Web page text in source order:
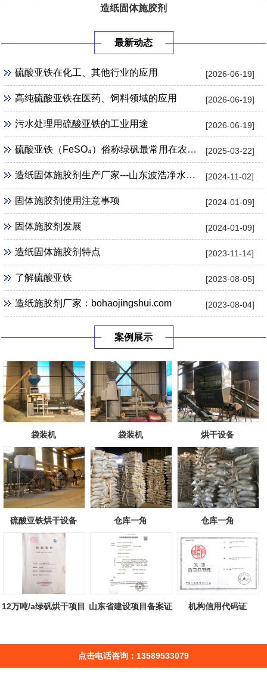
造纸固体施胶剂
最新动态
[2026-06-19]
硫酸亚铁在化工、其他行业的应用
[2026-06-19]
高纯硫酸亚铁在医药、饲料领域的应用
[2026-06-19]
污水处理用硫酸亚铁的工业用途
[2025-03-22]
硫酸亚铁（FeSO₄）俗称绿矾最常用在农业 、 园艺用途
[2024-11-02]
造纸固体施胶剂生产厂家---山东波浩净水科技公司
[2024-01-09]
固体施胶剂使用注意事项
[2024-01-09]
固体施胶剂发展
[2023-11-14]
造纸固体施胶剂特点
[2023-08-05]
了解硫酸亚铁
[2023-08-04]
造纸施胶剂厂家：bohaojingshui.com
案例展示
袋装机 袋装机 烘干设备
硫酸亚铁烘干设备 仓库一角 仓库一角
12万吨/a绿矾烘干项目
山东省建设项目备案证
机构信用代码证
点击电话咨询：13589533079